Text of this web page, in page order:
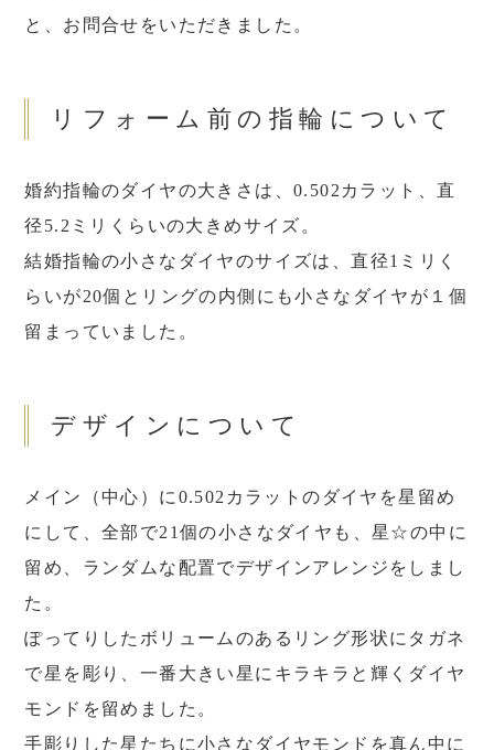
と、お問合せをいただきました。
リフォーム前の指輪について
婚約指輪のダイヤの大きさは、0.502カラット、直
径5.2ミリくらいの大きめサイズ。
結婚指輪の小さなダイヤのサイズは、直径1ミリく
らいが20個とリングの内側にも小さなダイヤが１個
留まっていました。
デザインについて
メイン（中心）に0.502カラットのダイヤを星留め
にして、全部で21個の小さなダイヤも、星☆の中に
留め、ランダムな配置でデザインアレンジをしまし
た。
ぽってりしたボリュームのあるリング形状にタガネ
で星を彫り、一番大きい星にキラキラと輝くダイヤ
モンドを留めました。
手彫りした星たちに小さなダイヤモンドを真ん中に